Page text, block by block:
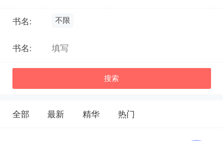
书名: 不限
书名:
搜索
全部 最新 精华 热门